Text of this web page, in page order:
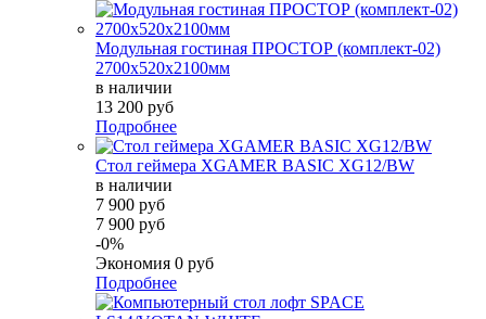
Модульная гостиная ПРОСТОР (комплект-02)
2700х520х2100мм
в наличии
13 200 руб
Подробнее
Стол геймера XGAMER BASIC XG12/BW
в наличии
7 900 руб
7 900 руб
-0%
Экономия 0 руб
Подробнее